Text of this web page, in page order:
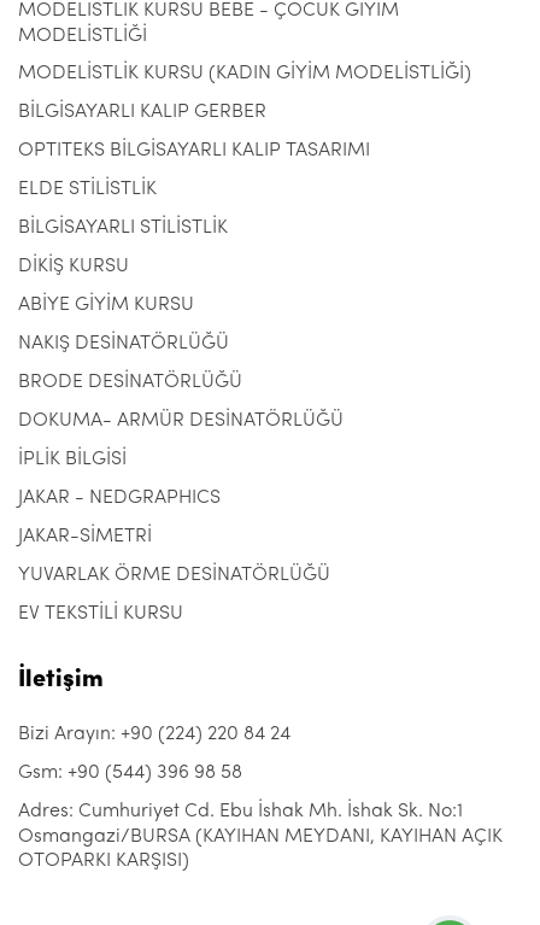
MODELİSTLİK KURSU BEBE - ÇOCUK GİYİM
MODELİSTLİĞİ
MODELİSTLİK KURSU (KADIN GİYİM MODELİSTLİĞİ)
BİLGİSAYARLI KALIP GERBER
OPTITEKS BİLGİSAYARLI KALIP TASARIMI
ELDE STİLİSTLİK
BİLGİSAYARLI STİLİSTLİK
DİKİŞ KURSU
ABİYE GİYİM KURSU
NAKIŞ DESİNATÖRLÜĞÜ
BRODE DESİNATÖRLÜĞÜ
DOKUMA- ARMÜR DESİNATÖRLÜĞÜ
İPLİK BİLGİSİ
JAKAR - NEDGRAPHICS
JAKAR-SİMETRİ
YUVARLAK ÖRME DESİNATÖRLÜĞÜ
EV TEKSTİLİ KURSU
İletişim
Bizi Arayın: +90 (224) 220 84 24
Gsm: +90 (544) 396 98 58
Adres: Cumhuriyet Cd. Ebu İshak Mh. İshak Sk. No:1
Osmangazi/BURSA (KAYIHAN MEYDANI, KAYIHAN AÇIK
OTOPARKI KARŞISI)